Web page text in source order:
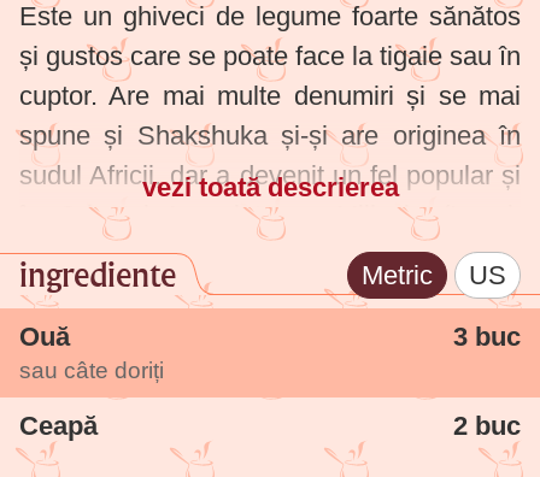
Este un ghiveci de legume foarte sănătos
și gustos care se poate face la tigaie sau în
cuptor. Are mai multe denumiri și se mai
spune și Shakshuka și-și are originea în
sudul Africii, dar a devenit un fel popular și
în Orientul Apropiat sau Mijlociu (Israel,
Turcia). Se prepară foarte repede, este
considerat un mic dejun, dar poate fi servit
și la prânz sau cină, când îi putem adăuga
la sfârșit puțină brânză.
vezi toată descrierea
ingrediente Metric US
Ouă 3 buc
sau câte doriți
Ceapă 2 buc